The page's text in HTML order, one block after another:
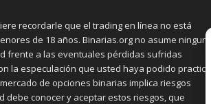
recordarle que el trading en línea no está
de 18 años. Binarias.org no asume ninguna
frente a las eventuales pérdidas sufridas
la especulación que usted haya podido practicar.
de opciones binarias implica riesgos
debe conocer y aceptar estos riesgos, que